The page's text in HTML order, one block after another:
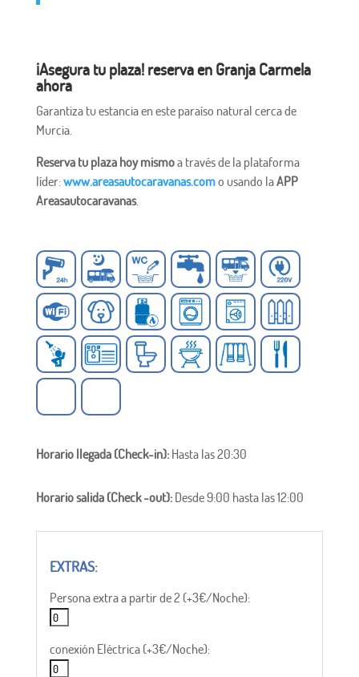
¡Asegura tu plaza! reserva en Granja Carmela
ahora
Garantiza tu estancia en este paraíso natural cerca de
Murcia.
Reserva tu plaza hoy mismoa través de la plataforma
líder:www.areasautocaravanas.como usando laAPP
Areasautocaravanas.
Horario llegada (Check-in): Hasta las 20:30
Horario salida (Check -out): Desde 9:00 hasta las 12:00
Persona extra a partir de 2 (+3€/Noche):
conexión Eléctrica (+3€/Noche):